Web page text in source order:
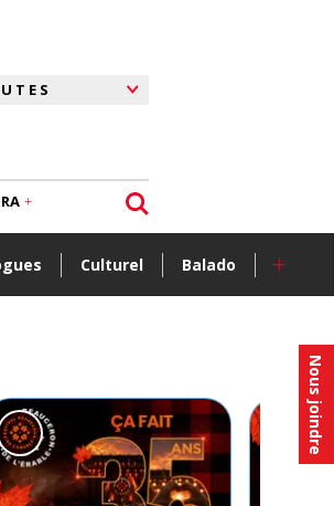
Nous joindre
Culturel Balado +